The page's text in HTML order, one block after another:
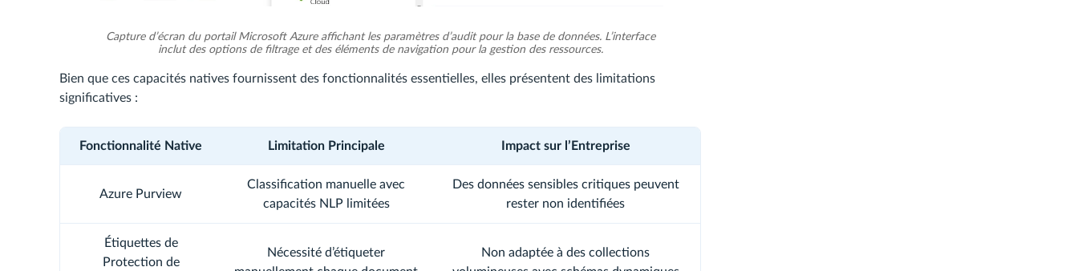
Capture d’écran du portail Microsoft Azure affichant les paramètres d’audit pour la base de données. L’interface
inclut des options de filtrage et des éléments de navigation pour la gestion des ressources.
Bien que ces capacités natives fournissent des fonctionnalités essentielles, elles présentent des limitations
significatives :
Fonctionnalité Native Limitation Principale Impact sur l’Entreprise
Azure Purview
Classification manuelle avec
capacités NLP limitées
Des données sensibles critiques peuvent
rester non identifiées
Étiquettes de
Protection de
Nécessité d’étiqueter
Non adaptée à des collections